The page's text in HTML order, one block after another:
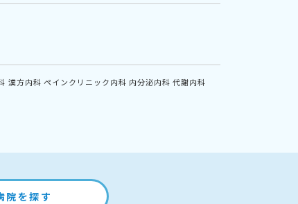
漢方内科 ペインクリニック内科 内分泌内科 代謝内科
院を探す